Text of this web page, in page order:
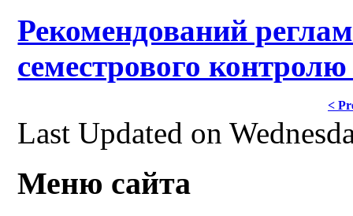
Рекомендований
семестрового
<
Last Updated on
Меню сайта